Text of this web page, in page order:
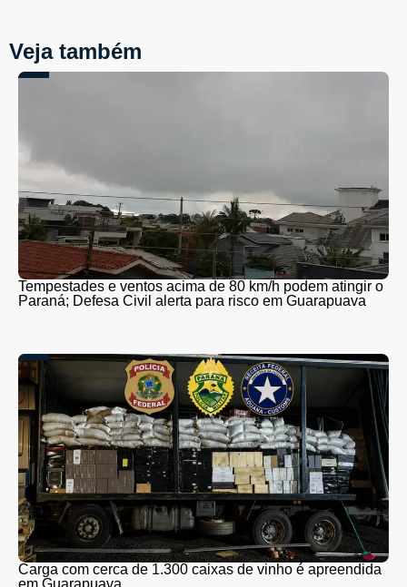
Veja também
Tempestades e ventos acima de 80 km/h podem atingir o
Paraná; Defesa Civil alerta para risco em Guarapuava
Carga com cerca de 1.300 caixas de vinho é apreendida
em Guarapuava